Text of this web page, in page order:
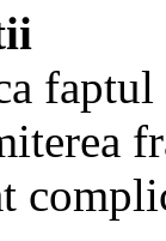
faptul